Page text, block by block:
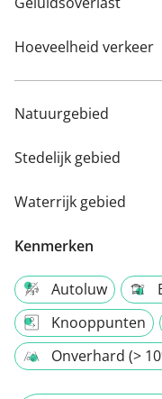
Hoeveelheid verkeer
Natuurgebied
Stedelijk gebied
Waterrijk gebied
Kenmerken
Autoluw
Knooppunten
Onverhard (>